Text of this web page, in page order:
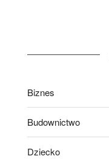
Biznes
Budownictwo
Dziecko